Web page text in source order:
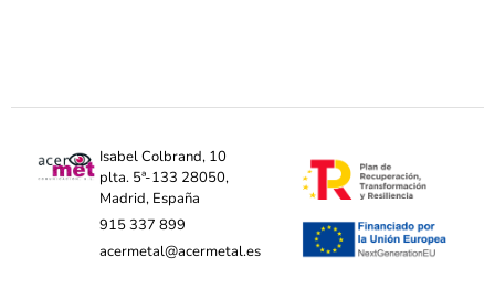
Isabel Colbrand, 10
plta. 5ª-133 28050,
Madrid, España
915 337 899
acermetal@acermetal.es